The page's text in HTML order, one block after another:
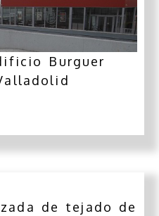
Burguer
de tejado de